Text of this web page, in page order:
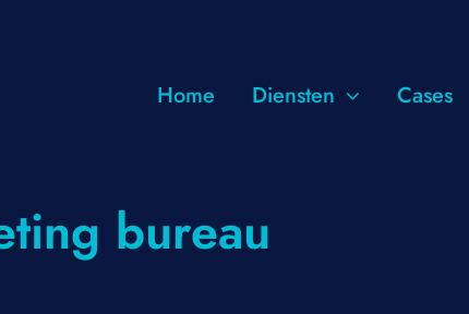
Home Diensten Cases
bureau